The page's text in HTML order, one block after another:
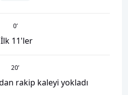
0’
İlk 11'ler
20’
rakip kaleyi yokladı